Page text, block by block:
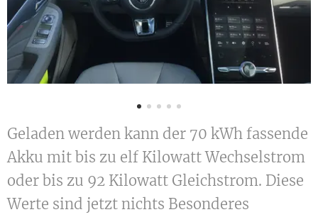
Geladen werden kann der 70 kWh fassende
Akku mit bis zu elf Kilowatt Wechselstrom
oder bis zu 92 Kilowatt Gleichstrom. Diese
Werte sind jetzt nichts Besonderes